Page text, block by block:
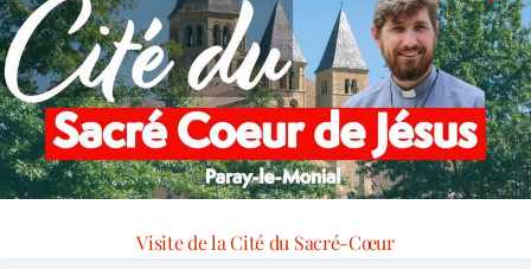
Visite de la Cité du Sacré-Cœur